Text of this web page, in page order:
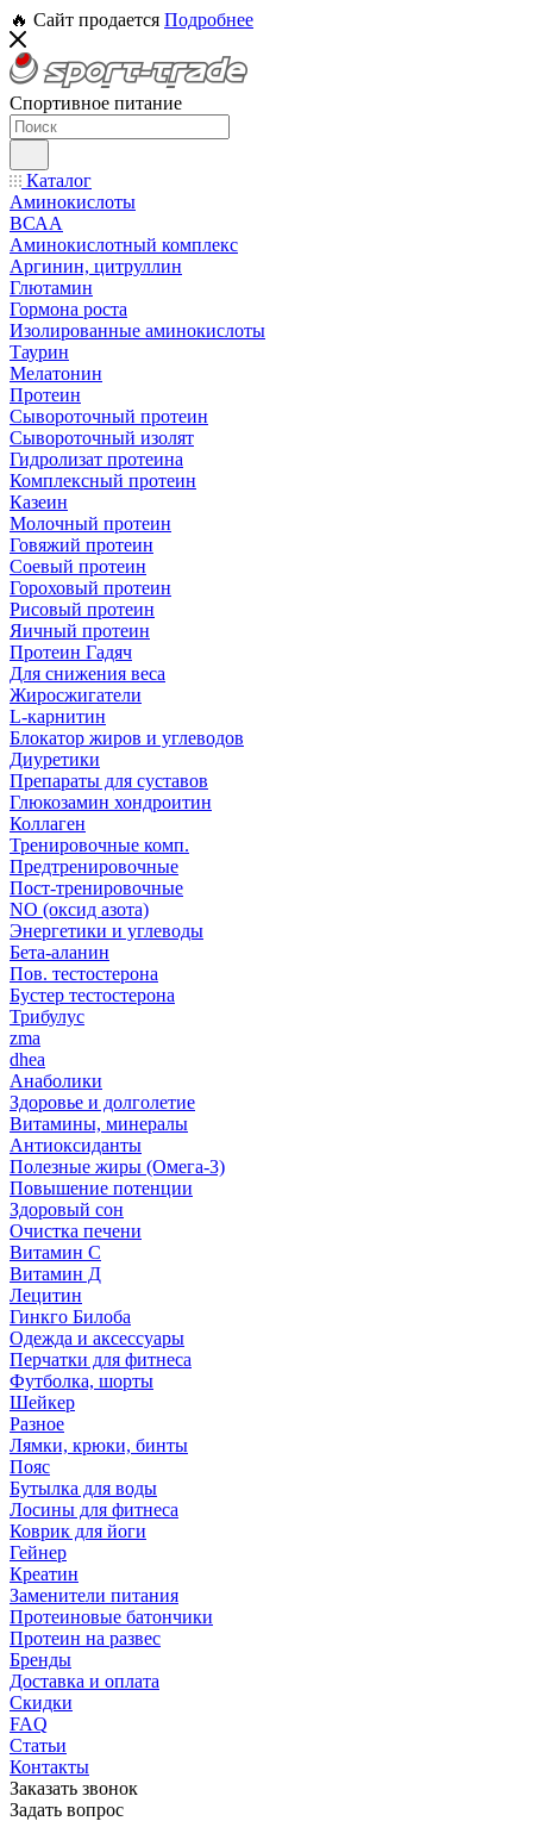
🔥 Сайт продается Подробнее
Спортивное питание
Каталог
Аминокислоты
ВСАА
Аминокислотный комплекс
Аргинин, цитруллин
Глютамин
Гормона роста
Изолированные аминокислоты
Таурин
Мелатонин
Протеин
Сывороточный протеин
Сывороточный изолят
Гидролизат протеина
Комплексный протеин
Казеин
Молочный протеин
Говяжий протеин
Соевый протеин
Гороховый протеин
Рисовый протеин
Яичный протеин
Протеин Гадяч
Для снижения веса
Жиросжигатели
L-карнитин
Блокатор жиров и углеводов
Диуретики
Препараты для суставов
Глюкозамин хондроитин
Коллаген
Тренировочные комп.
Предтренировочные
Пост-тренировочные
NO (оксид азота)
Энергетики и углеводы
Бета-аланин
Пов. тестостерона
Бустер тестостерона
Трибулус
zma
dhea
Анаболики
Здоровье и долголетие
Витамины, минералы
Антиоксиданты
Полезные жиры (Омега-3)
Повышение потенции
Здоровый сон
Очистка печени
Витамин С
Витамин Д
Лецитин
Гинкго Билоба
Одежда и аксессуары
Перчатки для фитнеса
Футболка, шорты
Шейкер
Разное
Лямки, крюки, бинты
Пояс
Бутылка для воды
Лосины для фитнеса
Коврик для йоги
Гейнер
Креатин
Заменители питания
Протеиновые батончики
Протеин на развес
Бренды
Доставка и оплата
Скидки
FAQ
Статьи
Контакты
Заказать звонок
Задать вопрос